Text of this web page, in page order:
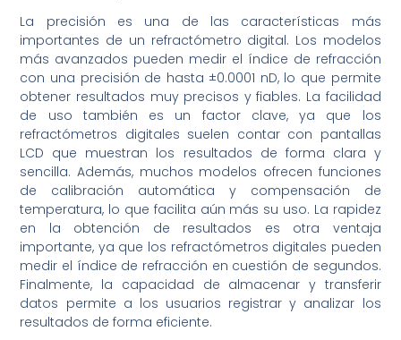
La precisión es una de las características más
importantes de un refractómetro digital. Los modelos
más avanzados pueden medir el índice de refracción
con una precisión de hasta ±0.0001 nD, lo que permite
obtener resultados muy precisos y fiables. La facilidad
de uso también es un factor clave, ya que los
refractómetros digitales suelen contar con pantallas
LCD que muestran los resultados de forma clara y
sencilla. Además, muchos modelos ofrecen funciones
de calibración automática y compensación de
temperatura, lo que facilita aún más su uso. La rapidez
en la obtención de resultados es otra ventaja
importante, ya que los refractómetros digitales pueden
medir el índice de refracción en cuestión de segundos.
Finalmente, la capacidad de almacenar y transferir
datos permite a los usuarios registrar y analizar los
resultados de forma eficiente.